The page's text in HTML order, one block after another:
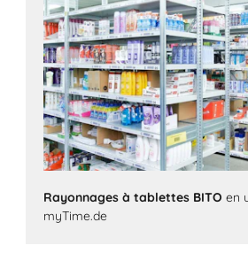
Rayonnages à tablettes BITO en
myTime.de